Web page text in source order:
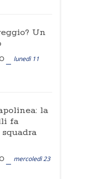
Un
lunedì 11
la
fa
mercoledì 23